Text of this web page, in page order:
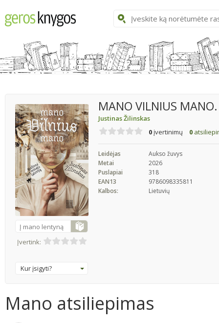
Į mano lentyną
Įvertink:
Kur įsigyti?
MANO VILNIUS
Justinas Žilinskas
0 įvertinimų 0
Leidėjas
Aukso žuvys
Metai
2026
Puslapiai
318
EAN13
9786098335811
Kalbos:
Lietuvių
Mano atsiliepimas